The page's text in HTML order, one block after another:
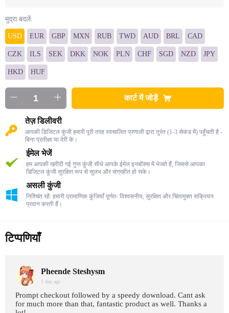
मुद्रा बदलें:
USD EUR GBP MXN RUB TWD AUD BRL CAD
CZK ILS SEK DKK NOK PLN CHF SGD NZD JPY
HKD HUF
कार्ट में जोड़ें
तेज़ डिलीवरी
आपकी डिजिटल कुंजी हमारी पूरी तरह स्वचालित प्रणाली द्वारा तुरंत (1-3 सेकंड में) पहुँचती है -
बिना प्रतीक्षा या देरी के।
ईमेल भेजें
हम आपकी खरीदी गई गुप्त कुंजी सीधे आपके ईमेल इनबॉक्स में भेजते हैं, जिससे आपका
डिजिटल कुंजी सुरक्षित रूप से सुलभ और संग्रहीत हो सके।
असली कुंजी
निश्चिंत रहें: हमारी प्रामाणिक कुंजियाँ पूर्णतः विश्वसनीय, सुरक्षित और चिंतामुक्त सक्रियन
प्रदान करती हैं।
टिप्पणियाँ
Pheende Steshysm
1 day age
Prompt checkout followed by a speedy download. Cant ask
for much more than that, fantastic product as well. Thanks a